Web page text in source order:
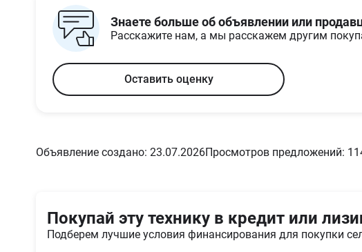
Знаете больше об объявлении или
Расскажите нам, а мы расскажем другим
Оставить оценку
Объявление создано: 23.07.2026Просмотров предложений:
Покупай эту технику в кредит или
Подберем лучшие условия финансирования для покупки